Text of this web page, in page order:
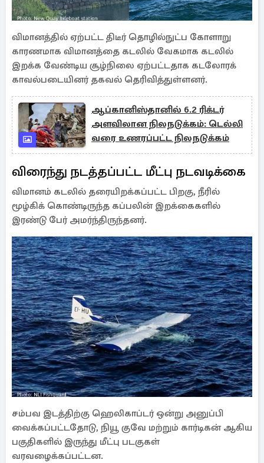
விமானத்தில் ஏற்பட்ட திடீர் தொழில்நுட்ப கோளாறு
காரணமாக விமானத்தை கடலில் வேகமாக கடலில்
இறக்க வேண்டிய சூழ்நிலை ஏற்பட்டதாக கடலோரக்
காவல்படையினர் தகவல் தெரிவித்துள்ளனர்.
ஆப்கானிஸ்தானில் 6.2 ரிக்டர்
அளவிலான நிலநடுக்கம்: டெல்லி
வரை உணரப்பட்ட நிலநடுக்கம்
விரைந்து நடத்தப்பட்ட மீட்பு நடவடிக்கை
விமானம் கடலில் தரையிறக்கப்பட்ட பிறகு, நீரில்
மூழ்கிக் கொண்டிருந்த கப்பலின் இறக்கைகளில்
இரண்டு பேர் அமர்ந்திருந்தனர்.
சம்பவ இடத்திற்கு ஹெலிகாப்டர் ஒன்று அனுப்பி
வைக்கப்பட்டதோடு, நியூ குவே மற்றும் கார்டிகன் ஆகிய
பகுதிகளில் இருந்து மீட்பு படகுகள்
வரவழைக்கப்பட்டன.